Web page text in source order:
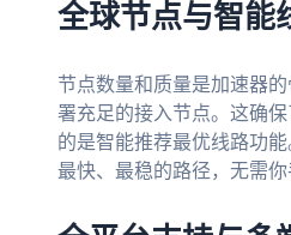
全球节点与智能
节点数量和质量是加速器
署充足的接入节点。这确
的是智能推荐最优线路功
最快、最稳的路径，无需